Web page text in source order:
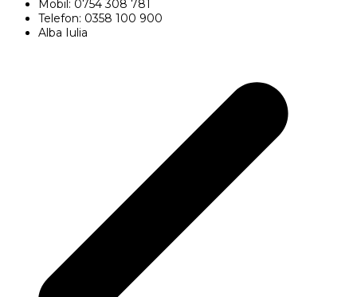
Mobil: 0754 308 781
Telefon: 0358 100 900
Alba Iulia